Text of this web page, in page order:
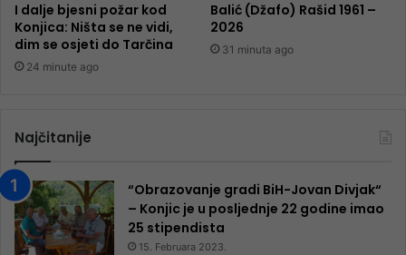
I dalje bjesni požar kod
Konjica: Ništa se ne vidi,
dim se osjeti do Tarčina
24 minute ago
Balić (Džafo) Rašid 1961 –
2026
31 minuta ago
Najčitanije
“Obrazovanje gradi BiH-Jovan Divjak“
– Konjic je u posljednje 22 godine imao
25 ​​stipendista
15. Februara 2023.